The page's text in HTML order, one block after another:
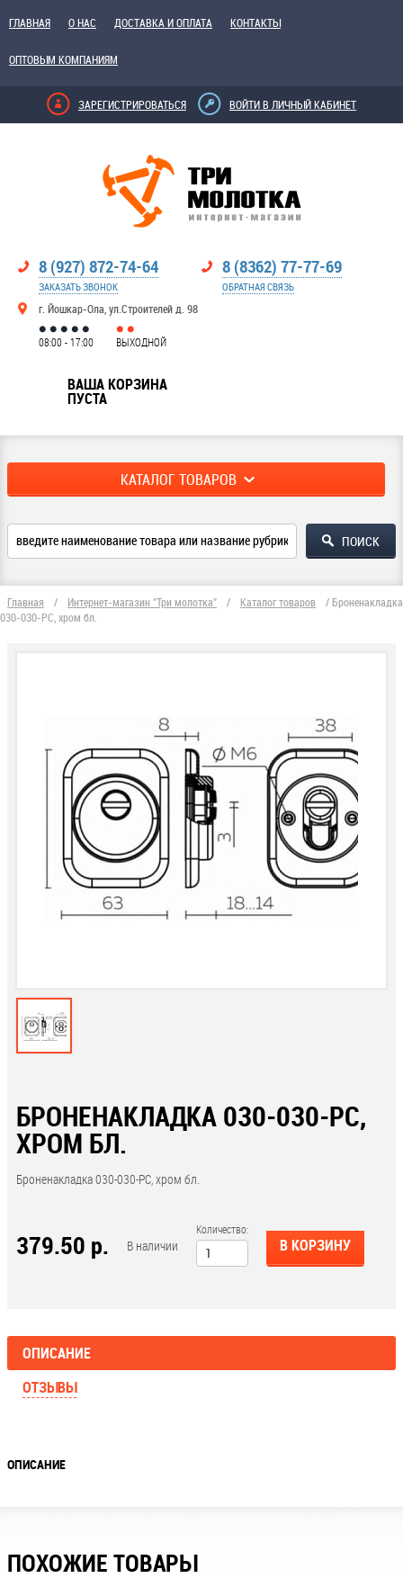
ГЛАВНАЯ О НАС ДОСТАВКА И ОПЛАТА КОНТАКТЫ
ОПТОВЫМ КОМПАНИЯМ
ЗАРЕГИСТРИРОВАТЬСЯ ВОЙТИ В ЛИЧНЫЙ КАБИНЕТ
8 (927) 872-74-64
ЗАКАЗАТЬ ЗВОНОК
г. Йошкар-Ола, ул.Строителей д. 98
8 (8362) 77-77-69
ОБРАТНАЯ СВЯЗЬ
08:00 - 17:00 ВЫХОДНОЙ
ВАША КОРЗИНА
ПУСТА
КАТАЛОГ ТОВАРОВ
Главная / Интернет-магазин "Три молотка" / Каталог товаров / Броненакладка
030-030-РС, хром бл.
БРОНЕНАКЛАДКА 030-030-РС,
ХРОМ БЛ.
Броненакладка 030-030-РС, хром бл.
379.50 р. В наличии
Количество:
В КОРЗИНУ
ОПИСАНИЕ
ОТЗЫВЫ
ОПИСАНИЕ
ПОХОЖИЕ ТОВАРЫ